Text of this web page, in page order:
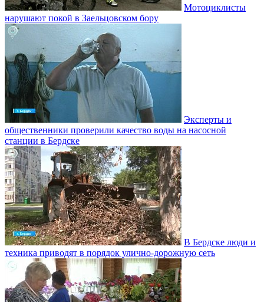
Мотоциклисты
нарушают покой в Заельцовском бору
Эксперты и
общественники проверили качество воды на насосной
станции в Бердске
В Бердске люди и
техника приводят в порядок улично‑дорожную сеть